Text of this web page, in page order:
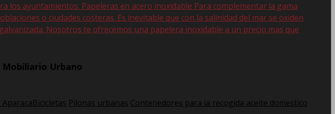
los ayuntamientos. Papeleras en acero inoxidable Para complementar la gama
o ciudades costeras. Es inevitable que con la salinidad del mar se oxiden
Nosotros te ofrecemos una papelera inoxidable a un precio mas que
Mobiliario Urbano
Pilonas urbanas Contenedores para la recogida aceite domestico